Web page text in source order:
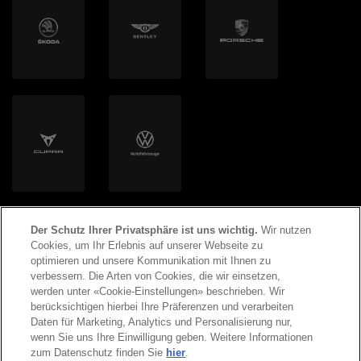
Volton
2026 Copyright AMAG Group AG
Impressum Datenschutzerklärung
Der Schutz Ihrer Privatsphäre ist uns wichtig. Wir nutzen
Cookies, um Ihr Erlebnis auf unserer Webseite zu
optimieren und unsere Kommunikation mit Ihnen zu
verbessern. Die Arten von Cookies, die wir einsetzen,
werden unter «Cookie-Einstellungen» beschrieben. Wir
berücksichtigen hierbei Ihre Präferenzen und verarbeiten
Daten für Marketing, Analytics und Personalisierung nur,
wenn Sie uns Ihre Einwilligung geben. Weitere Informationen
zum Datenschutz finden Sie hier.